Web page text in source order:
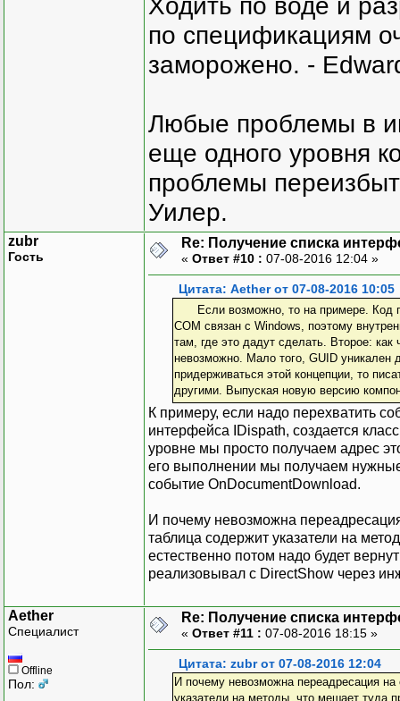
Ходить по воде и
по спецификациям
заморожено. -
Любые проблемы в
еще одного уровня
проблемы
Уилер.
zubr
Гость
Re: Получение списка
« Ответ #10 : 07-08-2016 12:04 »
Цитата: Aether от 07-08-2016 10:05
Если возможно, то на примере. Код приводить не нужно, просто для понимания. На настоящий момент я понимаю так:
COM связан с Windows, поэтому
там, где это дадут сделать. Второе:
невозможно. Мало того, GUID уникален
придерживаться этой концепции, то
другими. Выпуская новую версию
К примеру, если надо перехватить
интерфейса IDispath, создается
уровне мы просто получаем адрес
его выполнении мы получаем
событие OnDocumentDownload.
И почему невозможна
таблица содержит указатели на
естественно потом надо будет
реализовывал с DirectShow через
Aether
Специалист
Offline
Пол:
Re: Получение списка
« Ответ #11 : 07-08-2016 18:15 »
Цитата: zubr от 07-08-2016 12:04
И почему невозможна переадресация
указатели на методы, что мешает туда